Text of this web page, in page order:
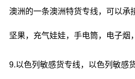
澳洲的一条澳洲特货专线，可以承
坚果，充气娃娃，手电筒，电子烟
9.以色列敏感货专线，以色列敏感